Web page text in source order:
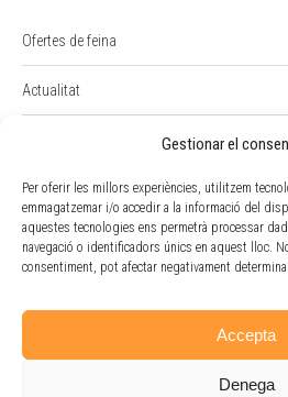
Gestionar el
Per oferir les millors experiències, utilitzem
emmagatzemar i/o accedir a la informació del
aquestes tecnologies ens permetrà processar
navegació o identificadors únics en aquest lloc.
consentiment, pot afectar negativament
Accepta
Denega
Ofertes de feina
Actualitat
Intranet
Portal Empleat